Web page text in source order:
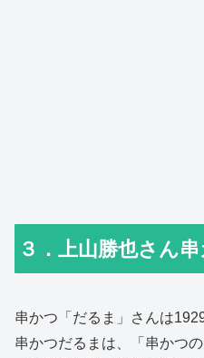
３．上山勝也さん
串かつ「だるま」さんは
串かつだるまは、「串かつの